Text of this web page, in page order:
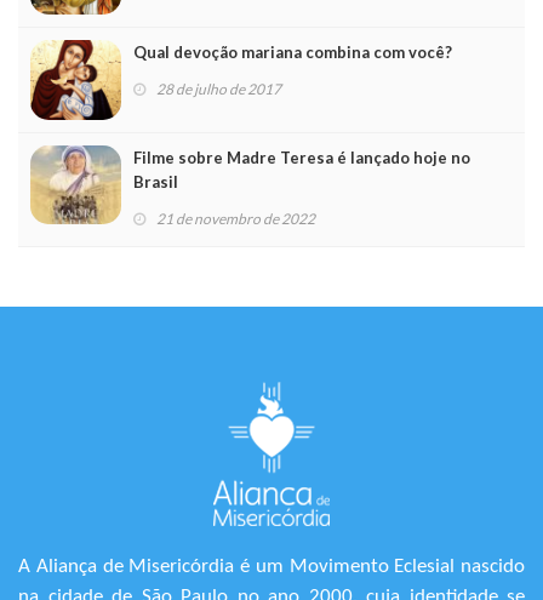
Qual devoção mariana combina com você?
28 de julho de 2017
Filme sobre Madre Teresa é lançado hoje no
Brasil
21 de novembro de 2022
A Aliança de Misericórdia é um Movimento Eclesial nascido